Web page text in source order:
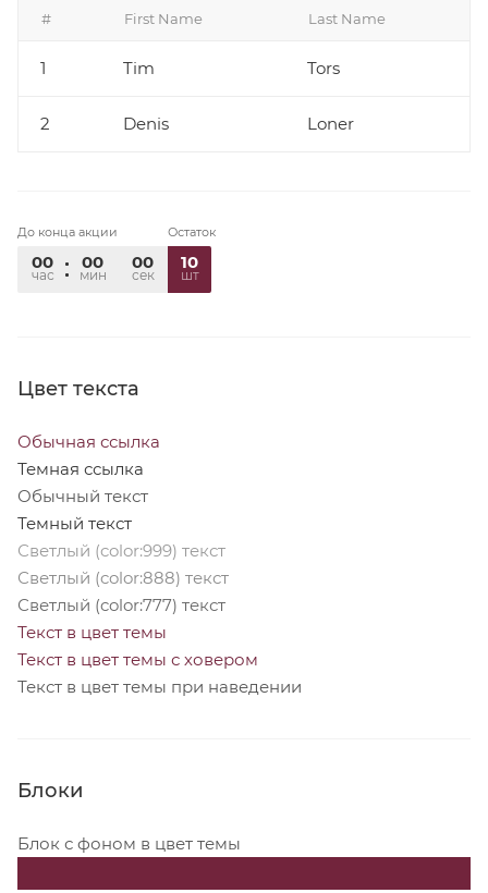
# First Name Last Name
1 Tim Tors
2 Denis Loner
До конца акции
00
час
00
мин
00
сек
Остаток
10
шт
Цвет текста
Обычная ссылка
Темная ссылка
Обычный текст
Темный текст
Светлый (color:999) текст
Светлый (color:888) текст
Светлый (color:777) текст
Текст в цвет темы
Текст в цвет темы с ховером
Текст в цвет темы при наведении
Блоки
Блок с фоном в цвет темы